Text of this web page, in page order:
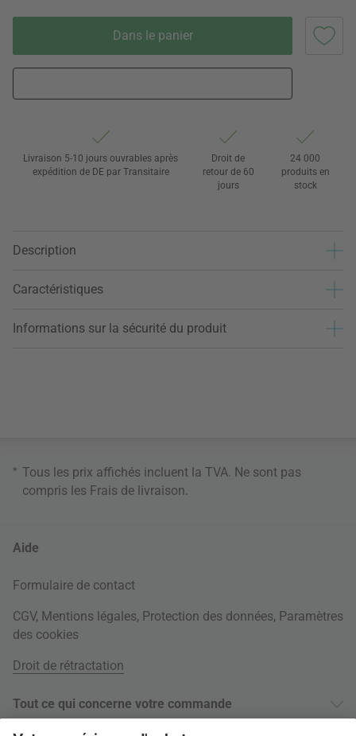
Dans le panier
Livraison 5-10 jours ouvrables après
expédition de DE par Transitaire
Droit de
retour de 60
jours
24 000
produits en
stock
Description
Caractéristiques
Informations sur la sécurité du produit
* Tous les prix affichés incluent la TVA. Ne sont pas
compris les Frais de livraison
Aide
Formulaire de contact
CGV, Mentions légales, Protection des données, Paramètres
des cookies
Droit de rétractation
Tout ce qui concerne votre commande